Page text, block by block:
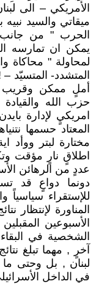
الأمريكي – الى
ميقاتي والسيد
الحرب " من جانب
يمكن ان تمارسه
لمحاولة " محاكاة
المتشدد- المتسيّد
أملٍ ممكن وقريب
حزب الله
امريكيٍ لإدارة
المعتاد حسمها
مختارة لبتر ووأد
اطلاقٍ نارٍ مؤقت
عددٍ من الرهائن
دونما دواعٍ قد
للإستقراء سياسياً
المناورة لإنتظار
الأسبوعين
الشخصية في
آخرٍ , مهما تبلغ
لبنان , بل وحتى
في الداخل